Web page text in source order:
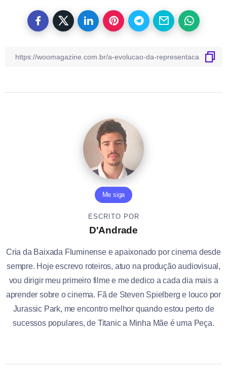
Me siga
ESCRITO POR
D'Andrade
Cria da Baixada Fluminense e apaixonado por cinema desde
sempre. Hoje escrevo roteiros, atuo na produção audiovisual,
vou dirigir meu primeiro filme e me dedico a cada dia mais a
aprender sobre o cinema. Fã de Steven Spielberg e louco por
Jurassic Park, me encontro melhor quando estou perto de
sucessos populares, de Titanic a Minha Mãe é uma Peça.